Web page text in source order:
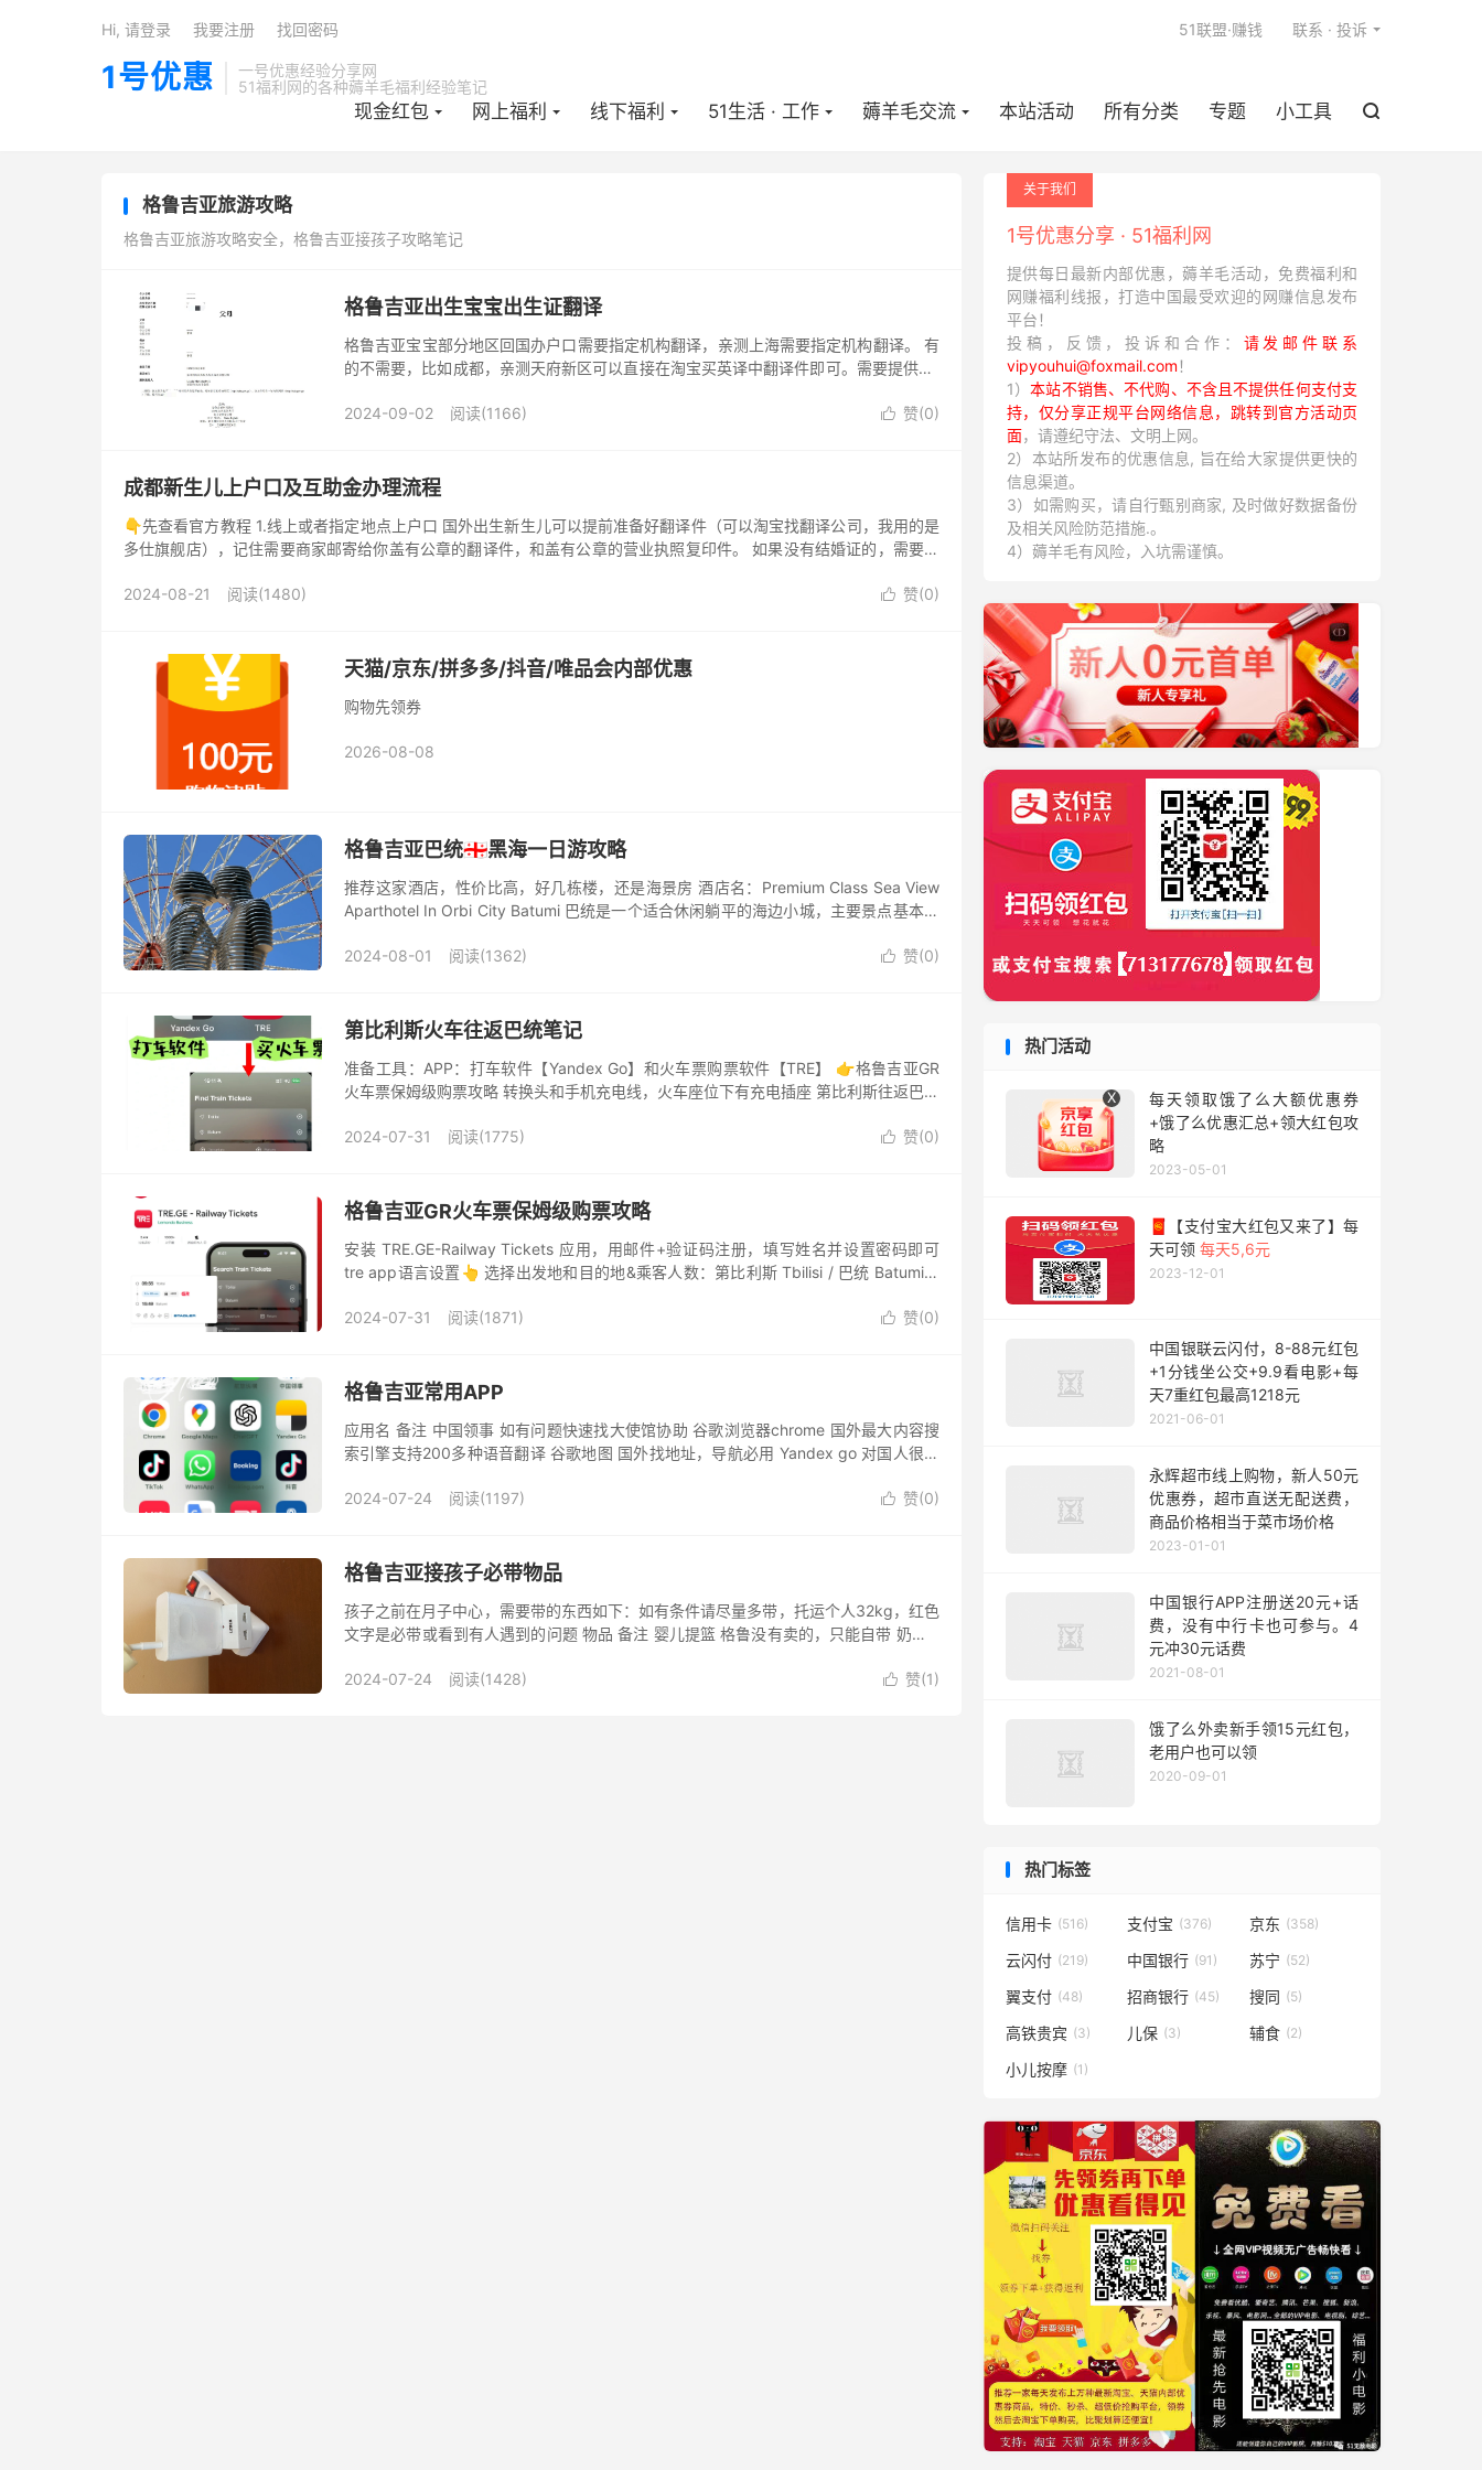
1号优惠
一号优惠经验分享网
51福利网的各种薅羊毛福利经验笔记
现金红包 网上福利 线下福利 51生活 · 工作 薅羊毛交流 本站活动 所有分类 专题 小工具 
51联盟·赚钱 联系 · 投诉
Hi, 请登录 我要注册 找回密码
格鲁吉亚旅游攻略
格鲁吉亚旅游攻略安全，格鲁吉亚接孩子攻略笔记
格鲁吉亚出生宝宝出生证翻译
格鲁吉亚宝宝部分地区回国办户口需要指定机构翻译，亲测上海需要指定机构翻译。 有
的不需要，比如成都，亲测天府新区可以直接在淘宝买英译中翻译件即可。需要提供①
店铺： 多...
 赞(0)
2024-09-02 阅读(1166)
成都新生儿上户口及互助金办理流程
👇先查看官方教程 1.线上或者指定地点上户口 国外出生新生儿可以提前准备好翻译件（可以淘宝找翻译公司，我用的是
多仕旗舰店），记住需要商家邮寄给你盖有公章的翻译件，和盖有公章的营业执照复印件。 如果没有结婚证的，需要到
 赞(0)
2024-08-21 阅读(1480)
天猫/京东/拼多多/抖音/唯品会内部优惠
购物先领券
2026-08-08
格鲁吉亚巴统🇬🇪黑海一日游攻略
推荐这家酒店，性价比高，好几栋楼，还是海景房 酒店名：Premium Class Sea View
Aparthotel In Orbi City Batumi 巴统是一个适合休闲躺平的海边小城，主要景点基本都
 赞(0)
2024-08-01 阅读(1362)
第比利斯火车往返巴统笔记
准备工具：APP：打车软件【Yandex Go】和火车票购票软件【TRE】 👉格鲁吉亚GR
火车票保姆级购票攻略 转换头和手机充电线，火车座位下有充电插座 第比利斯往返巴统
 赞(0)
2024-07-31 阅读(1775)
格鲁吉亚GR火车票保姆级购票攻略
安装 TRE.GE-Railway Tickets 应用，用邮件+验证码注册，填写姓名并设置密码即可
tre app语言设置👆 选择出发地和目的地&乘客人数：第比利斯 Tbilisi / 巴统 Batumi，
 赞(0)
2024-07-31 阅读(1871)
格鲁吉亚常用APP
应用名 备注 中国领事 如有问题快速找大使馆协助 谷歌浏览器chrome 国外最大内容搜
索引擎支持200多种语音翻译 谷歌地图 国外找地址，导航必用 Yandex go 对国人很友
 赞(0)
2024-07-24 阅读(1197)
格鲁吉亚接孩子必带物品
孩子之前在月子中心，需要带的东西如下：如有条件请尽量多带，托运个人32kg，红色
文字是必带或看到有人遇到的问题 物品 备注 婴儿提篮 格鲁没有卖的，只能自带 奶瓶 1
 赞(1)
2024-07-24 阅读(1428)
关于我们
1号优惠分享 · 51福利网
提供每日最新内部优惠，薅羊毛活动，免费福利和
网赚福利线报，打造中国最受欢迎的网赚信息发布
平台！
投稿，反馈，投诉和合作： 请发邮件联系
vipyouhui@foxmail.com！
1）本站不销售、不代购、不含且不提供任何支付支
持，仅分享正规平台网络信息，跳转到官方活动页
面，请遵纪守法、文明上网。
2）本站所发布的优惠信息, 旨在给大家提供更快的
信息渠道。
3）如需购买，请自行甄别商家, 及时做好数据备份
及相关风险防范措施.。
4）薅羊毛有风险，入坑需谨慎。
热门活动
每天领取饿了么大额优惠券
+饿了么优惠汇总+领大红包攻
略
2023-05-01
🧧【支付宝大红包又来了】每
天可领 每天5,6元
2023-12-01
中国银联云闪付，8-88元红包
+1分钱坐公交+9.9看电影+每
天7重红包最高1218元
2021-06-01
永辉超市线上购物，新人50元
优惠券，超市直送无配送费，
商品价格相当于菜市场价格
2023-01-01
中国银行APP注册送20元+话
费，没有中行卡也可参与。4
元冲30元话费
2021-08-01
饿了么外卖新手领15元红包，
老用户也可以领
2020-09-01
热门标签
信用卡 (516) 支付宝 (376) 京东 (358)
云闪付 (219) 中国银行 (91) 苏宁 (52)
翼支付 (48) 招商银行 (45) 搜同 (5)
高铁贵宾 (3) 儿保 (3) 辅食 (2)
小儿按摩 (1)
X